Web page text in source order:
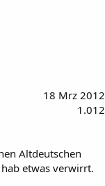
18 Mrz 2012
1.012
Altdeutschen
etwas verwirrt.